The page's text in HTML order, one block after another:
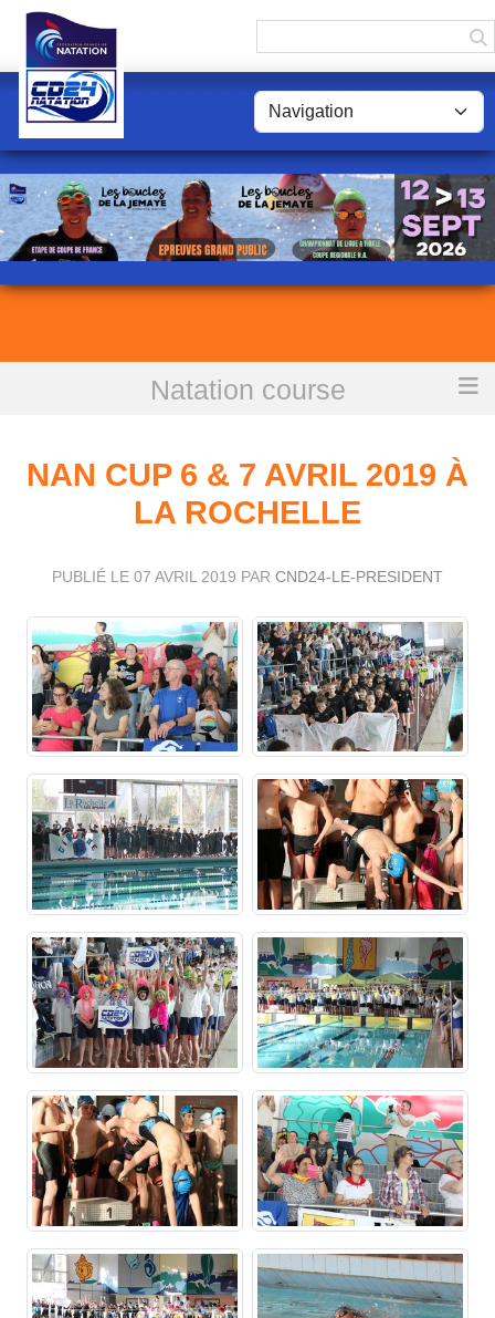
Natation course
NAN Cup 6 & 7 Avril 2019 à La Rochelle
NAN CUP 6 & 7 AVRIL 2019 À
LA ROCHELLE
PUBLIÉ LE 07 AVRIL 2019 PAR CND24-LE-PRESIDENT
Panneau de gestion des cookies